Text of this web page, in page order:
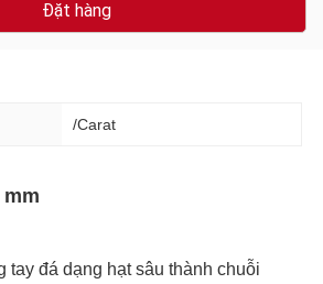
Đặt hàng
/Carat
tay đá dạng hạt sâu thành chuỗi